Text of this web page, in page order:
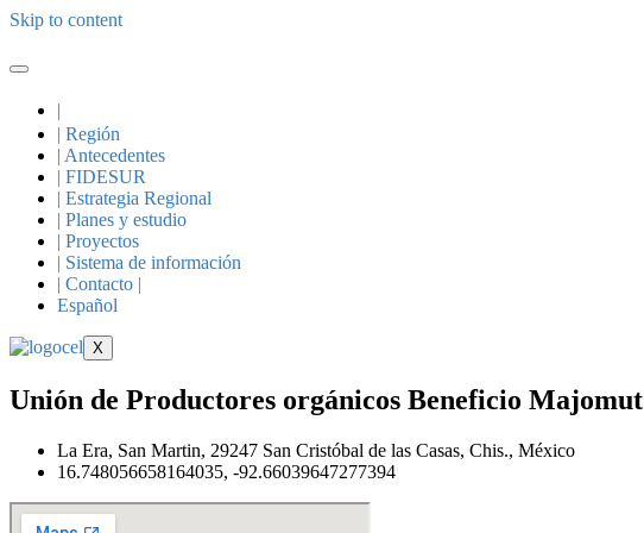
Skip to content
|
| Región
| Antecedentes
| FIDESUR
| Estrategia Regional
| Planes y estudio
| Proyectos
| Sistema de información
| Contacto |
Español
X
Unión de Productores orgánicos Beneficio Majomut
La Era, San Martin, 29247 San Cristóbal de las Casas, Chis., México
16.748056658164035, -92.66039647277394